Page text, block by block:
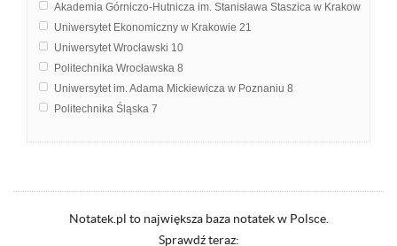
Technika odkrywkowej eksploatacji złóż
Technologia żywności2
Biochemia1
Akademia Górniczo-Hutnicza im. Stanisława Staszica w Krakowie
Uniwersytet Ekonomiczny w Krakowie 21
Uniwersytet Wrocławski 10
Politechnika Wrocławska 8
Uniwersytet im. Adama Mickiewicza w Poznaniu 8
Politechnika Śląska 7
Politechnika Krakowska im. Tadeusza Kościuszki2
Politechnika Warszawska
Notatek.pl to największa baza notatek w Polsce.
Sprawdź teraz: